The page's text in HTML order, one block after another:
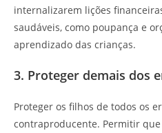
internalizarem lições
saudáveis, como poupança e
aprendizado das crianças.
3. Proteger demais dos
Proteger os filhos de todos os
contraproducente. Permitir